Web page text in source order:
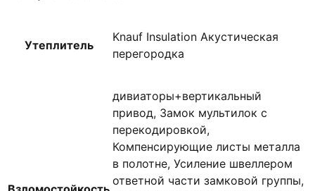
Утеплитель
Knauf Insulation Акустическая
перегородка
дивиаторы+вертикальный
привод, Замок мультилок с
перекодировкой,
Компенсирующие листы металла
в полотне, Усиление швеллером
ответной части замковой группы,